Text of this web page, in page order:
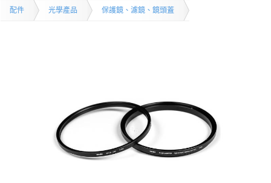
配件 光學產品 保護鏡、濾鏡、鏡頭蓋